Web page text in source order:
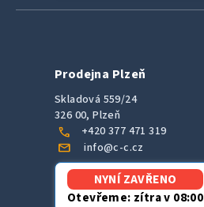
Prodejna Plzeň
Skladová 559/24
326 00, Plzeň
call +420 377 471 319
mail info@c-c.cz
NYNÍ ZAVŘENO
Otevřeme: zítra v 08:00